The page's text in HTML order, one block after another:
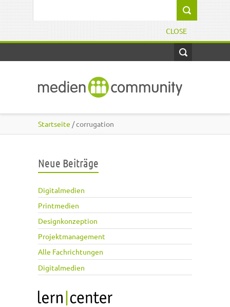
CLOSE
Startseite / corrugation
Neue Beiträge
Digitalmedien
Printmedien
Designkonzeption
Projektmanagement
Alle Fachrichtungen
Digitalmedien